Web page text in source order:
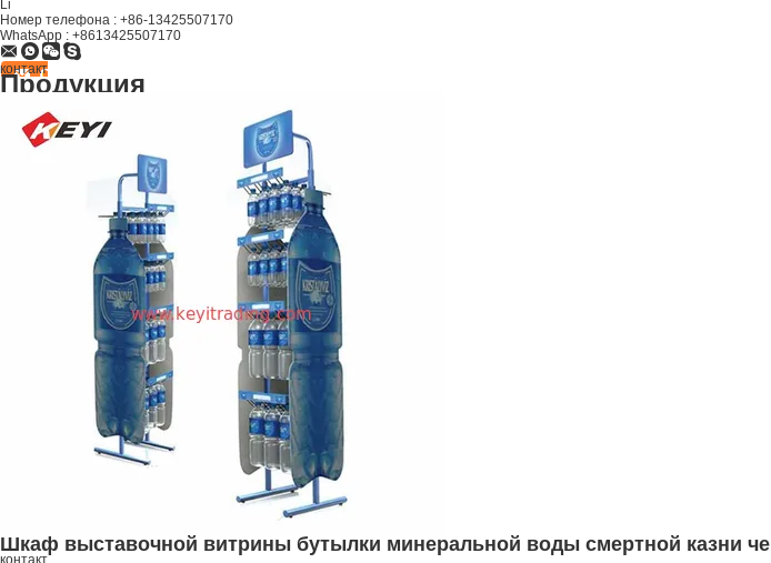
Li
Номер телефона : +86-13425507170
WhatsApp : +8613425507170
контакт
Продукция
Шкаф выставочной витрины бутылки минеральной воды смертной казни
контакт